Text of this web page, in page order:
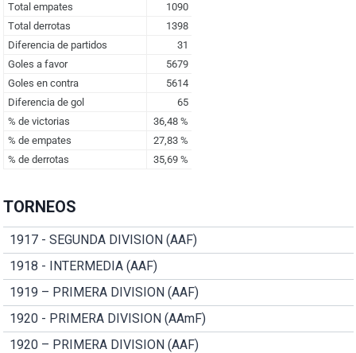
TORNEOS
1917 - SEGUNDA DIVISION (AAF)
1918 - INTERMEDIA (AAF)
1919 – PRIMERA DIVISION (AAF)
1920 - PRIMERA DIVISION (AAmF)
1920 – PRIMERA DIVISION (AAF)